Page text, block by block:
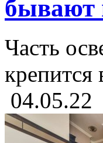
бывают
Часть
крепится
04.05.22